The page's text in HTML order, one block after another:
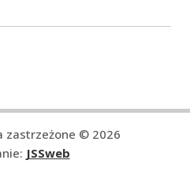
zastrzeżone © 2026
JSSweb